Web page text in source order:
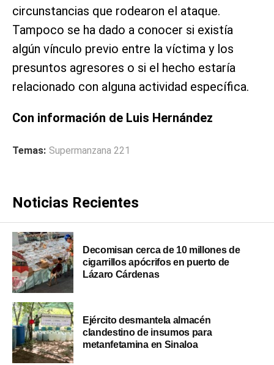
circunstancias que rodearon el ataque.
Tampoco se ha dado a conocer si existía
algún vínculo previo entre la víctima y los
presuntos agresores o si el hecho estaría
relacionado con alguna actividad específica.
Con información de Luis Hernández
Temas: Supermanzana 221
Noticias Recientes
Decomisan cerca de 10 millones de
cigarrillos apócrifos en puerto de
Lázaro Cárdenas
Ejército desmantela almacén
clandestino de insumos para
metanfetamina en Sinaloa